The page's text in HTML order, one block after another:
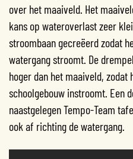
over het maaiveld. Het
kans op wateroverlast zeer
stroombaan gecreëerd zodat
watergang stroomt. De
hoger dan het maaiveld, zodat
schoolgebouw instroomt. Een
naastgelegen Tempo-Team
ook af richting de watergang.